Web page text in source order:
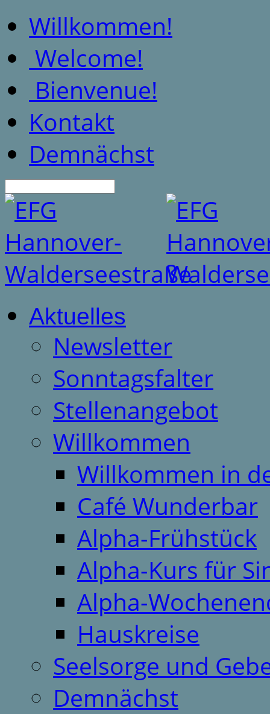
Willkommen!
Welcome!
Bienvenue!
Kontakt
Demnächst
Aktuelles
Newsletter
Sonntagsfalter
Stellenangebot
Willkommen
Willkommen in
Café Wunderbar
Alpha-Frühstück
Alpha-Kurs für
Alpha-
Hauskreise
Seelsorge und
Demnächst